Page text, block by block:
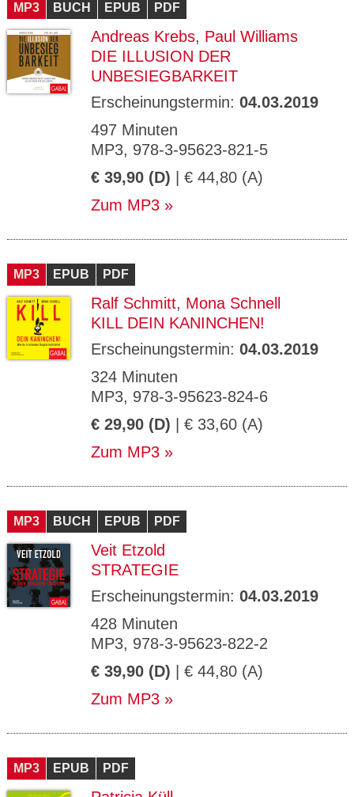
MP3 BUCH EPUB PDF
Andreas Krebs, Paul Williams
DIE ILLUSION DER
UNBESIEGBARKEIT
Erscheinungstermin: 04.03.2019
497 Minuten
MP3, 978-3-95623-821-5
€ 39,90 (D) | € 44,80 (A)
Zum MP3
MP3 EPUB PDF
Ralf Schmitt, Mona Schnell
KILL DEIN KANINCHEN!
Erscheinungstermin: 04.03.2019
324 Minuten
MP3, 978-3-95623-824-6
€ 29,90 (D) | € 33,60 (A)
Zum MP3
MP3 BUCH EPUB PDF
Veit Etzold
STRATEGIE
Erscheinungstermin: 04.03.2019
428 Minuten
MP3, 978-3-95623-822-2
€ 39,90 (D) | € 44,80 (A)
Zum MP3
MP3 EPUB PDF